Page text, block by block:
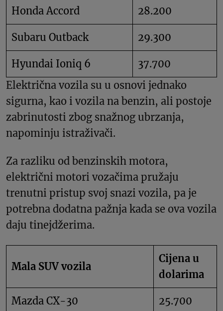
Honda Accord 28.200
Subaru Outback 29.300
Hyundai Ioniq 6
37.700
Električna vozila su u osnovi jednako
sigurna, kao i vozila na benzin, ali postoje
zabrinutosti zbog snažnog ubrzanja,
napominju istraživači.
Za razliku od benzinskih motora,
električni motori vozačima pružaju
trenutni pristup svoj snazi vozila, pa je
potrebna dodatna pažnja kada se ova vozila
daju tinejdžerima.
Mala SUV vozila
Cijena u
dolarima
Mazda CX-30 25.700